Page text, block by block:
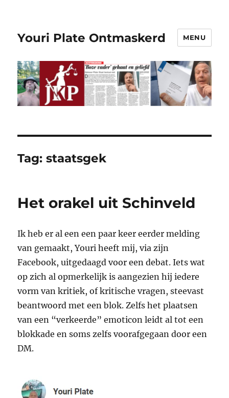
Youri Plate Ontmaskerd MENU
Tag:staatsgek
Het orakel uit Schinveld
Ik heb er al een een paar keer eerder melding
van gemaakt, Youri heeft mij, via zijn
Facebook, uitgedaagd voor een debat. Iets wat
op zich al opmerkelijk is aangezien hij iedere
vorm van kritiek, of kritische vragen, steevast
beantwoord met een blok. Zelfs het plaatsen
van een “verkeerde” emoticon leidt al tot een
blokkade en soms zelfs voorafgegaan door een
DM.